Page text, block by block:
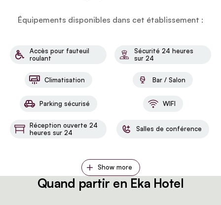
Équipements disponibles dans cet établissement :
Accès pour fauteuil
roulant
Sécurité 24 heures
sur 24
Climatisation Bar / Salon
Parking sécurisé WIFI
Réception ouverte 24
heures sur 24
Salles de conférence
Show more
Quand partir en Eka Hotel